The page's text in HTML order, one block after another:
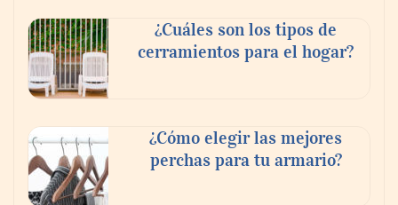
¿Cuáles son los tipos de
cerramientos para el hogar?
¿Cómo elegir las mejores
perchas para tu armario?